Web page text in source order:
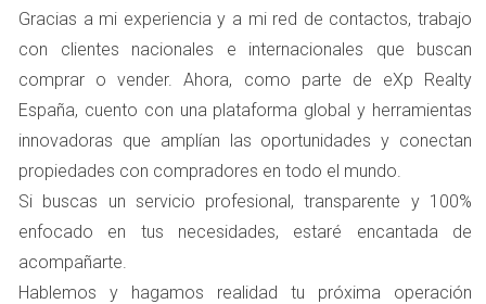
Valoración Profesional
Si deseas una evaluación más precisa, considera
contratar a un tasador profesional. Un experto puede
ofrecerte un análisis detallado basado en datos del
mercado, tendencias actuales y características
específicas de tu chalet. Este enfoque no solo te dará una
cifra más exacta, sino que también te proporcionará
confianza al momento de negociar con potenciales
compradores.
Gracias a mi experiencia y a mi red de contactos, trabajo
con clientes nacionales e internacionales que buscan
comprar o vender. Ahora, como parte de eXp Realty
España, cuento con una plataforma global y herramientas
innovadoras que amplían las oportunidades y conectan
propiedades con compradores en todo el mundo.
Si buscas un servicio profesional, transparente y 100%
enfocado en tus necesidades, estaré encantada de
acompañarte.
Hablemos y hagamos realidad tu próxima operación